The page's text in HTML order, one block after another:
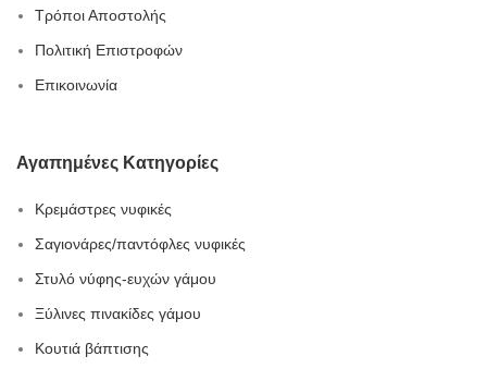
Τρόποι Αποστολής
Πολιτική Επιστροφών
Επικοινωνία
Αγαπημένες Κατηγορίες
Κρεμάστρες νυφικές
Σαγιονάρες/παντόφλες νυφικές
Στυλό νύφης-ευχών γάμου
Ξύλινες πινακίδες γάμου
Κουτιά βάπτισης